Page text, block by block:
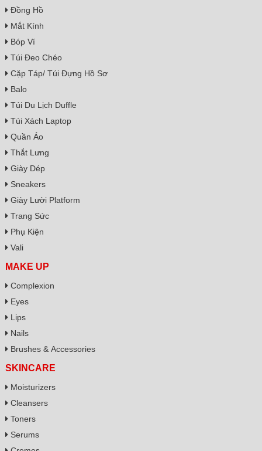
Đồng Hồ
Mắt Kính
Bóp Ví
Túi Đeo Chéo
Cặp Táp/ Túi Đựng Hồ Sơ
Balo
Túi Du Lịch Duffle
Túi Xách Laptop
Quần Áo
Thắt Lưng
Giày Dép
Sneakers
Giày Lười Platform
Trang Sức
Phụ Kiện
Vali
MAKE UP
Complexion
Eyes
Lips
Nails
Brushes & Accessories
SKINCARE
Moisturizers
Cleansers
Toners
Serums